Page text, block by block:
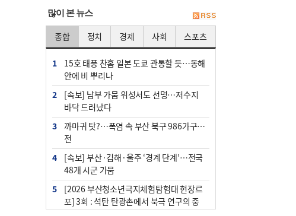
部)’에 생기는 악성 종양이다. 간동맥
문맥 림프절 담
많이 본 뉴스
종합 정치 경제 사회 스포츠
1
15호 태풍 찬홈 일본 도쿄 관통할 듯…동해
안에 비 뿌리나
2
[속보] 남부 가뭄 위성서도 선명…저수지
바닥 드러났다
3
까마귀 탓?…폭염 속 부산 북구 986가구 정
전
4
[속보] 부산·김해·울주 ‘경계 단계’…전국
48개 시군 가뭄
5
[2026 부산청소년극지체험탐험대 현장르
포] 3회 : 석탄 탄광촌에서 북극 연구의 중